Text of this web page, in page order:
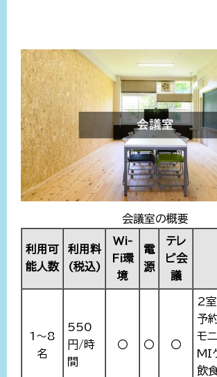
会議室の概要
利用可
能人数
利用料
(税込)
Wi-
Fi環
境
電
源
テレ
ビ会
議
1～8
名
550
円/時
間
〇 〇 〇
2
予
モ
MI
飲